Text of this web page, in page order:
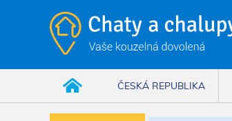
ČESKÁ REPUBLIKA